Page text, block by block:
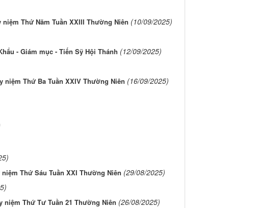
niệm Thứ Năm Tuần XXIII Thường Niên (10/09/2025)
- Giám mục - Tiến Sỹ Hội Thánh (12/09/2025)
niệm Thứ Ba Tuần XXIV Thường Niên (16/09/2025)
niệm Thứ Sáu Tuần XXI Thường Niên (29/08/2025)
niệm Thứ Tư Tuần 21 Thường Niên (26/08/2025)